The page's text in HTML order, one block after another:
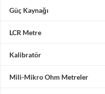
Güç Kaynağı
LCR Metre
Kalibratör
Mili-Mikro Ohm Metreler